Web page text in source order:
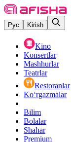
Рус Kirish
Kino
Konsertlar
Mashhurlar
Teatrlar
Restoranlar
Ko‘rgazmalar
Bilim
Bolalar
Shahar
Premium